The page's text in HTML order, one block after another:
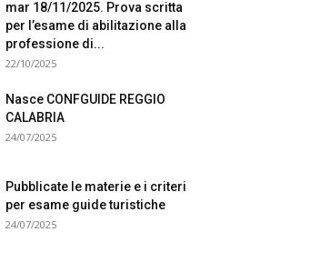
mar 18/11/2025. Prova scritta
per l’esame di abilitazione alla
professione di...
22/10/2025
Nasce CONFGUIDE REGGIO
CALABRIA
24/07/2025
Pubblicate le materie e i criteri
per esame guide turistiche
24/07/2025